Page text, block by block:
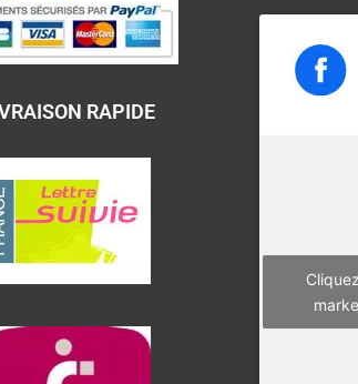
RAPIDE
e